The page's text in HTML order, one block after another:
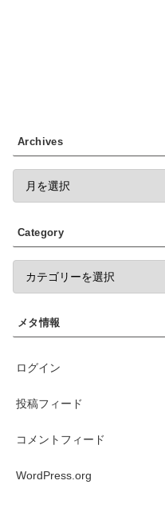
Archives
Category
メタ情報
ログイン
投稿フィード
コメントフィード
WordPress.org